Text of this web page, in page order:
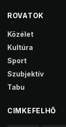
ROVATOK
Közélet
Kultúra
Sport
Szubjektív
Tabu
CIMKEFELHŐ